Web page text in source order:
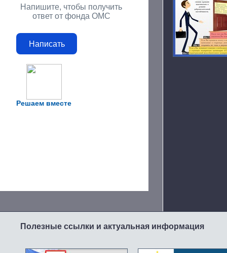
Решаем вместе
Напишите, чтобы получить
ответ от фонда ОМС
Написать
Полезные ссылки и актуальная информация